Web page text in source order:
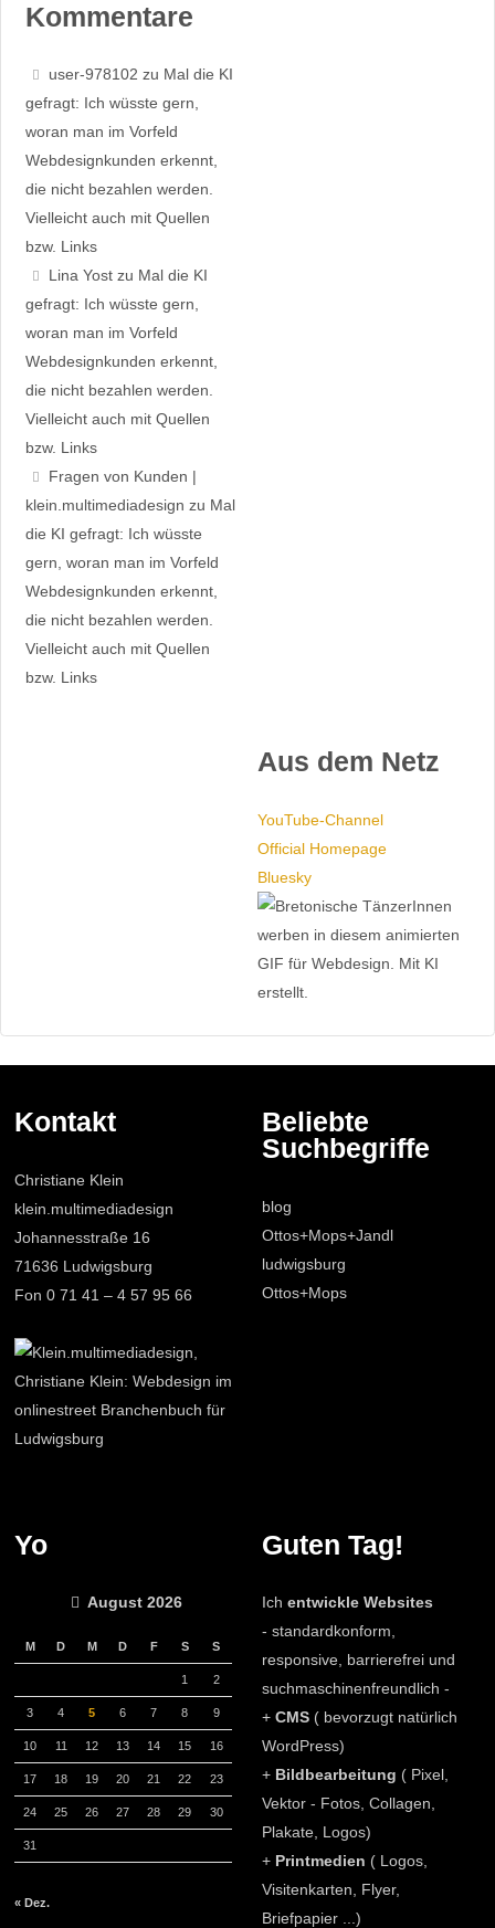
Kommentare
user-978102 zu Mal die KI
gefragt: Ich wüsste gern,
woran man im Vorfeld
Webdesignkunden erkennt,
die nicht bezahlen werden.
Vielleicht auch mit Quellen
bzw. Links
Lina Yost zu Mal die KI
gefragt: Ich wüsste gern,
woran man im Vorfeld
Webdesignkunden erkennt,
die nicht bezahlen werden.
Vielleicht auch mit Quellen
bzw. Links
Fragen von Kunden |
klein.multimedia­design zu Mal
die KI gefragt: Ich wüsste
gern, woran man im Vorfeld
Webdesignkunden erkennt,
die nicht bezahlen werden.
Vielleicht auch mit Quellen
bzw. Links
Aus dem Netz
YouTube-Channel
Official Homepage
Bluesky
Kontakt
Christiane Klein
klein.multimediadesign
Johannesstraße 16
71636 Ludwigsburg
Fon 0 71 41 – 4 57 95 66
Beliebte
Suchbegriffe
blog
Ottos+Mops+Jandl
ludwigsburg
Ottos+Mops
Yo
August 2026
M D M D F S S
1 2
3 4 5 6 7 8 9
10 11 12 13 14 15 16
17 18 19 20 21 22 23
24 25 26 27 28 29 30
31
« Dez.
Guten Tag!
Ich entwickle Websites
- standardkonform,
responsive, barrierefrei und
suchmaschinenfreundlich -
+CMS ( bevorzugt natürlich
WordPress)
+ Bildbearbeitung ( Pixel,
Vektor - Fotos, Collagen,
Plakate, Logos)
+ Printmedien ( Logos,
Visitenkarten, Flyer,
Briefpapier ...)